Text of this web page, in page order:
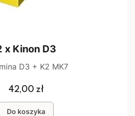
x Kinon D3
D3 + K2 MK7
Cena
42,00 zł
Do koszyka